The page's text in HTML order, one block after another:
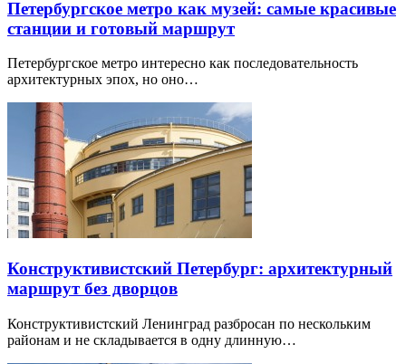
Петербургское метро как музей: самые красивые
станции и готовый маршрут
Петербургское метро интересно как последовательность
архитектурных эпох, но оно…
Конструктивистский Петербург: архитектурный
маршрут без дворцов
Конструктивистский Ленинград разбросан по нескольким
районам и не складывается в одну длинную…